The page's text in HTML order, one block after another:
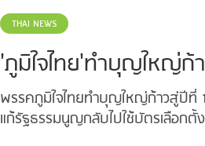
THAI NEWS
'ภูมิใจไทย'ทำบุญใหญ่ก้
พรรคภูมิใจไทยทำบุญใหญ่ก้าวสู่ปีที่
แก้รัฐธรรมนูญกลับไปใช้บัตรเลือกตั้